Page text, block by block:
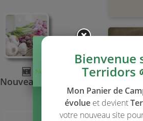
🆕
Nouveautés
Bienvenue
Terridors
Mon Panier de
évolue et devient
votre nouveau site
Ne plus afficher